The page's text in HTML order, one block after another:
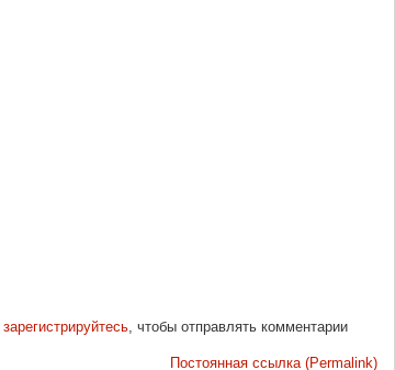
зарегистрируйтесь, чтобы отправлять комментарии
Постоянная ссылка (Permalink)